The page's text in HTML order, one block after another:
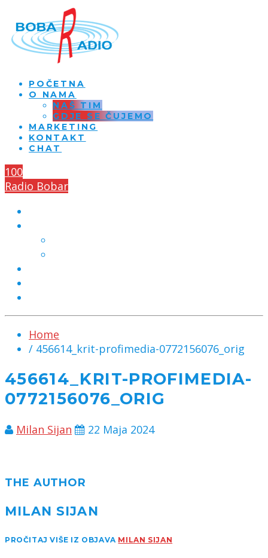
POČETNA
O NAMA
NAŠ TIM
GDJE SE ČUJEMO
MARKETING
KONTAKT
CHAT
100
Radio Bobar
Home
/ 456614_krit-profimedia-0772156076_orig
456614_KRIT-PROFIMEDIA-
0772156076_ORIG
Milan Sijan 22 Maja 2024
THE AUTHOR
MILAN SIJAN
PROČITAJ VIŠE IZ OBJAVA MILAN SIJAN